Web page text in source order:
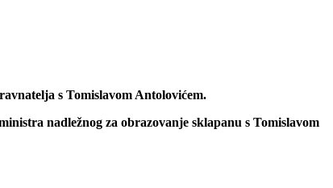
s Tomislavom Antolovićem.
nadležnog za obrazovanje sklapanu s Tomislavom